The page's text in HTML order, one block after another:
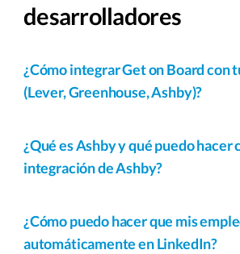
desarrolladores
¿Cómo integrar Get on Board con
(Lever, Greenhouse, Ashby)?
¿Qué es Ashby y qué puedo hacer
integración de Ashby?
¿Cómo puedo hacer que mis
automáticamente en LinkedIn?